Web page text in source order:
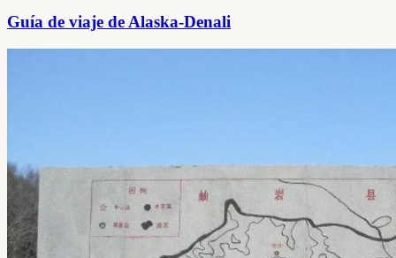
Guía de viaje de Alaska-Denali